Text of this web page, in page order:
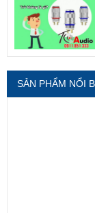
SẢN PHẨM NỔI